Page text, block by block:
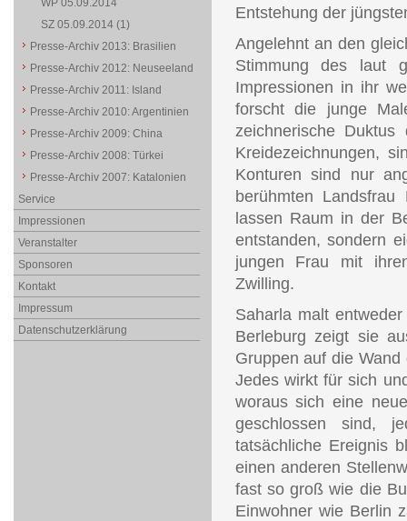
Entstehung der
Angelehnt an den
Stimmung des laut
Impressionen in ihr
forscht die junge
zeichnerische
Kreidezeichnungen,
Konturen sind nur
berühmten
lassen Raum in der
entstanden, sondern
jungen Frau mit
Zwilling.
Saharla malt
Berleburg zeigt sie
Gruppen auf die
Jedes wirkt für sich
woraus sich eine
geschlossen sind,
tatsächliche Ereignis
einen anderen
fast so groß wie die
Einwohner wie Berlin
WP 05.09.2014
SZ 05.09.2014 (1)
Presse-Archiv 2013: Brasilien
Presse-Archiv 2012: Neuseeland
Presse-Archiv 2011: Island
Presse-Archiv 2010: Argentinien
Presse-Archiv 2009: China
Presse-Archiv 2008: Türkei
Presse-Archiv 2007: Katalonien
Service
Impressionen
Veranstalter
Sponsoren
Kontakt
Impressum
Datenschutzerklärung